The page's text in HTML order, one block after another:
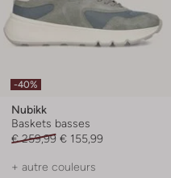
-40%
Nubikk
Baskets basses
€ 259,99 € 155,99
+ autre couleurs